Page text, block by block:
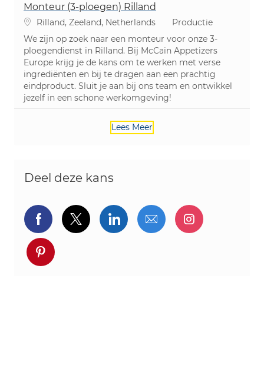
Monteur (3-ploegen) Rilland
PlaatsRilland, Zeeland, Netherlands Categorie
Productie
We zijn op zoek naar een monteur voor onze 3-
ploegendienst in Rilland. Bij McCain Appetizers
Europe krijg je de kans om te werken met verse
ingrediënten en bij te dragen aan een prachtig
eindproduct. Sluit je aan bij ons team en ontwikkel
jezelf in een schone werkomgeving!
Lees Meer
Deel deze kans
Delen via Facebook
Delen via twitter
Delen via LinkedIn
Delen via e-mail
Delen via
Deel via pinterest